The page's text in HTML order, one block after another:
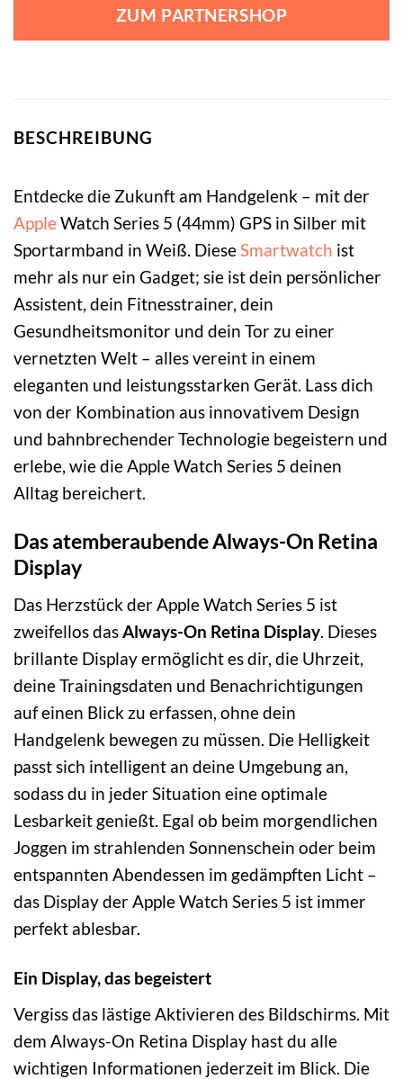
ZUM PARTNERSHOP
BESCHREIBUNG
Entdecke die Zukunft am Handgelenk – mit der
AppleWatch Series 5 (44mm) GPS in Silber mit
Sportarmband in Weiß. Diese Smartwatch ist
mehr als nur ein Gadget; sie ist dein persönlicher
Assistent, dein Fitnesstrainer, dein
Gesundheitsmonitor und dein Tor zu einer
vernetzten Welt – alles vereint in einem
eleganten und leistungsstarken Gerät. Lass dich
von der Kombination aus innovativem Design
und bahnbrechender Technologie begeistern und
erlebe, wie die Apple Watch Series 5 deinen
Alltag bereichert.
Das atemberaubende Always-On Retina
Display
Das Herzstück der Apple Watch Series 5 ist
zweifellos dasAlways-On Retina Display. Dieses
brillante Display ermöglicht es dir, die Uhrzeit,
deine Trainingsdaten und Benachrichtigungen
auf einen Blick zu erfassen, ohne dein
Handgelenk bewegen zu müssen. Die Helligkeit
passt sich intelligent an deine Umgebung an,
sodass du in jeder Situation eine optimale
Lesbarkeit genießt. Egal ob beim morgendlichen
Joggen im strahlenden Sonnenschein oder beim
entspannten Abendessen im gedämpften Licht –
das Display der Apple Watch Series 5 ist immer
perfekt ablesbar.
Ein Display, das begeistert
Vergiss das lästige Aktivieren des Bildschirms. Mit
dem Always-On Retina Display hast du alle
wichtigen Informationen jederzeit im Blick. Die